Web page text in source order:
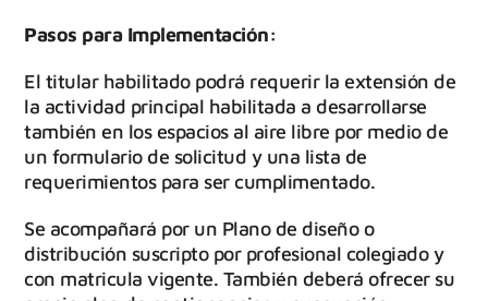
Pasos para Implementación:
El titular habilitado podrá requerir la extensión de
la actividad principal habilitada a desarrollarse
también en los espacios al aire libre por medio de
un formulario de solicitud y una lista de
requerimientos para ser cumplimentado.
Se acompañará por un Plano de diseño o
distribución suscripto por profesional colegiado y
con matricula vigente. También deberá ofrecer su